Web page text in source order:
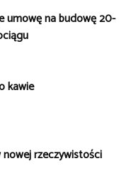
umowę na budowę 20-
kawie
rzeczywistości